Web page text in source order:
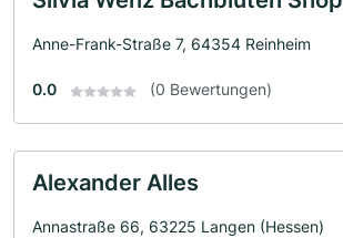
Anne-Frank-Straße 7, 64354 Reinheim
0.0 (0 Bewertungen)
Alexander Alles
Annastraße 66, 63225 Langen (Hessen)